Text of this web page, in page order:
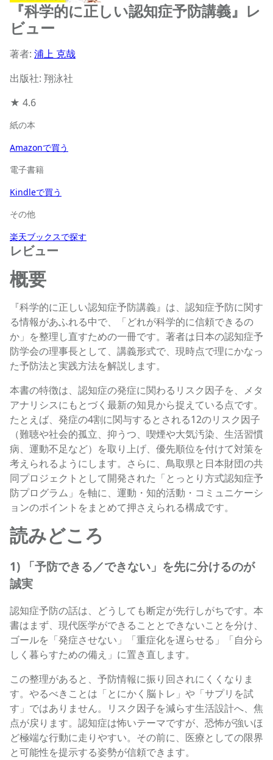
『科学的に正しい認知症予防講義』レ
ビュー
著者: 浦上 克哉
出版社: 翔泳社
★ 4.6
紙の本
Amazonで買う
電子書籍
Kindleで買う
その他
楽天ブックスで探す
レビュー
概要
『科学的に正しい認知症予防講義』は、認知症予防に関す
る情報があふれる中で、「どれが科学的に信頼できるの
か」を整理し直すための一冊です。著者は日本の認知症予
防学会の理事長として、講義形式で、現時点で理にかなっ
た予防法と実践方法を解説します。
本書の特徴は、認知症の発症に関わるリスク因子を、メタ
アナリシスにもとづく最新の知見から捉えている点です。
たとえば、発症の4割に関与するとされる12のリスク因子
（難聴や社会的孤立、抑うつ、喫煙や大気汚染、生活習慣
病、運動不足など）を取り上げ、優先順位を付けて対策を
考えられるようにします。さらに、鳥取県と日本財団の共
同プロジェクトとして開発された「とっとり方式認知症予
防プログラム」を軸に、運動・知的活動・コミュニケーシ
ョンのポイントをまとめて押さえられる構成です。
読みどころ
1) 「予防できる／できない」を先に分けるのが
誠実
認知症予防の話は、どうしても断定が先行しがちです。本
書はまず、現代医学ができることとできないことを分け、
ゴールを「発症させない」「重症化を遅らせる」「自分ら
しく暮らすための備え」に置き直します。
この整理があると、予防情報に振り回されにくくなりま
す。やるべきことは「とにかく脳トレ」や「サプリを試
す」ではありません。リスク因子を減らす生活設計へ、焦
点が戻ります。認知症は怖いテーマですが、恐怖が強いほ
ど極端な行動に走りやすい。その前に、医療としての限界
と可能性を提示する姿勢が信頼できます。